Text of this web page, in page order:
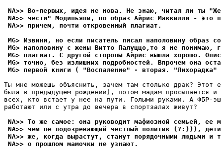
NA>> Во-первых, идея не нова. Не знаю, читал ли ты
NA>> чести" Модиньяни, но образ Айрис Маккилли - это
NA>> причем, почти откровенный плагиат.
MG> Извини, но если писатель писал наполовину образ
MG> наполовину с жены Витто Палуццо,то я не понимаю,
MG> плагиат. С другой стороны Айрис вышла хоpошо.
MG> точно, без излишних подpобностей. Впрочем она
MG> первой книги ( "Воспаление" - втоpая.
Ты мне можешь объяснить, зачем там столько драк? Этот
была в предыдущем рождении), потом мадам просыпается и
всех, кто встает у нее на пути. Голыми руками. А ФБР-
работают или с утра до вечера в спортзалах живут?
NA>> То же самое: она руководит мафиозной семьей, ее
NA>> чем не подозревающий честный политик (?:))),
NA>> же, когда вырастут, станут порядочными людьми и
NA>> о прошлом мамочки не узнают.